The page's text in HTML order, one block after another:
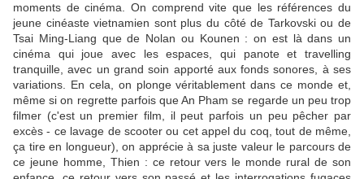
moments de cinéma. On comprend vite que les références du
jeune cinéaste vietnamien sont plus du côté de Tarkovski ou de
Tsai Ming-Liang que de Nolan ou Kounen : on est là dans un
cinéma qui joue avec les espaces, qui panote et travelling
tranquille, avec un grand soin apporté aux fonds sonores, à ses
variations. En cela, on plonge véritablement dans ce monde et,
même si on regrette parfois que An Pham se regarde un peu trop
filmer (c'est un premier film, il peut parfois un peu pêcher par
excès - ce lavage de scooter ou cet appel du coq, tout de même,
ça tire en longueur), on apprécie à sa juste valeur le parcours de
ce jeune homme, Thien : ce retour vers le monde rural de son